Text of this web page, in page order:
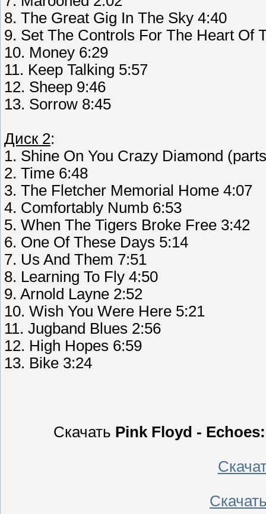
8. The Great Gig In The Sky 4:40
9. Set The Controls For The Heart Of
10. Money 6:29
11. Keep Talking 5:57
12. Sheep 9:46
13. Sorrow 8:45
Диск 2:
1. Shine On You Crazy Diamond
2. Time 6:48
3. The Fletcher Memorial Home 4:07
4. Comfortably Numb 6:53
5. When The Tigers Broke Free 3:42
6. One Of These Days 5:14
7. Us And Them 7:51
8. Learning To Fly 4:50
9. Arnold Layne 2:52
10. Wish You Were Here 5:21
11. Jugband Blues 2:56
12. High Hopes 6:59
13. Bike 3:24
Скачать Pink Floyd -